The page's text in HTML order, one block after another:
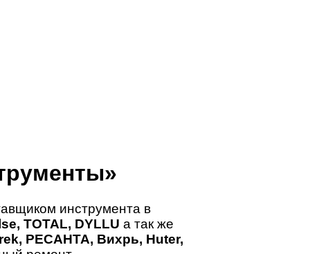
инструмента в
TOTAL, DYLLU а так же
РЕСАНТА, Вихрь, Huter,